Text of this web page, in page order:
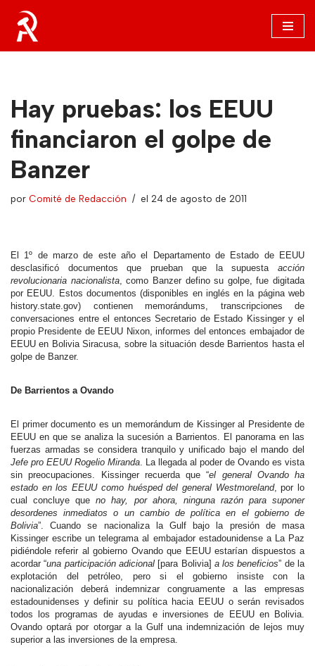
Saltar
al
Hay pruebas: los EEUU
financiaron el golpe de
Banzer
por Comité de Redacción el 24 de agosto de 2011
El 1º de marzo de este año el Departamento de Estado de EEUU
desclasificó documentos que prueban que la supuesta acción
revolucionaria nacionalista, como Banzer defino su golpe, fue digitada
por EEUU. Estos documentos (disponibles en inglés en la página web
history.state.gov) contienen memorándums, transcripciones de
conversaciones entre el entonces Secretario de Estado Kissinger y el
propio Presidente de EEUU Nixon, informes del entonces embajador de
EEUU en Bolivia Siracusa, sobre la situación desde Barrientos hasta el
golpe de Banzer.
De Barrientos a Ovando
El primer documento es un memorándum de Kissinger al Presidente de
EEUU en que se analiza la sucesión a Barrientos. El panorama en las
fuerzas armadas se considera tranquilo y unificado bajo el mando del
Jefe pro EEUU Rogelio Miranda. La llegada al poder de Ovando es vista
sin preocupaciones. Kissinger recuerda que “el general Ovando ha
estado en los EEUU como huésped del general Westmoreland, por lo
cual concluye queno hay, por ahora, ninguna razón para suponer
desordenes inmediatos o un cambio de política en el gobierno de
Bolivia”. Cuando se nacionaliza la Gulf bajo la presión de masa
Kissinger escribe un telegrama al embajador estadounidense a La Paz
pidiéndole referir al gobierno Ovando que EEUU estarían dispuestos a
acordar “una participación adicional [para Bolivia] a los beneficios” de la
explotación del petróleo, pero si el gobierno insiste con la
nacionalización deberá indemnizar congruamente a las empresas
estadounidenses y definir su política hacia EEUU o serán revisados
todos los programas de ayudas e inversiones de EEUU en Bolivia.
Ovando optará por otorgar a la Gulf una indemnización de lejos muy
superior a las inversiones de la empresa.